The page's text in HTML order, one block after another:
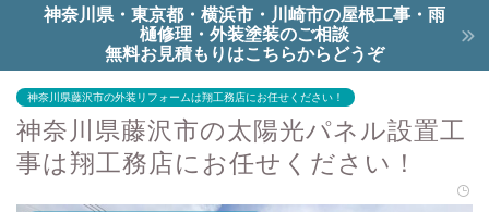
神奈川県・東京都・横浜市・川崎市の屋根工事・雨
樋修理・外装塗装のご相談
無料お見積もりはこちらからどうぞ
神奈川県藤沢市の外装リフォームは翔工務店にお任せください！
神奈川県藤沢市の太陽光パネル設置工
事は翔工務店にお任せください！